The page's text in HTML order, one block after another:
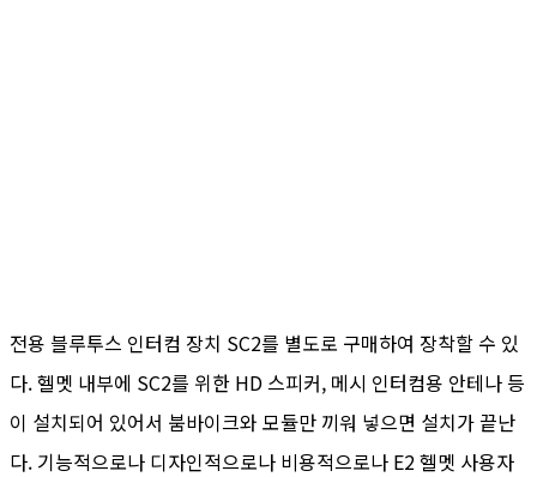
전용 블루투스 인터컴 장치 SC2를 별도로 구매하여 장착할 수 있
다. 헬멧 내부에 SC2를 위한 HD 스피커, 메시 인터컴용 안테나 등
이 설치되어 있어서 붐바이크와 모듈만 끼워 넣으면 설치가 끝난
다. 기능적으로나 디자인적으로나 비용적으로나 E2 헬멧 사용자